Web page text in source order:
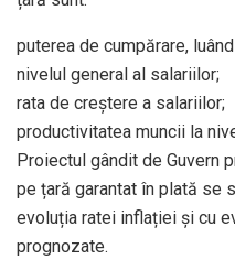
puterea de cumpărare,
nivelul general al salariilor;
rata de creștere a salariilor;
productivitatea muncii la
Proiectul gândit de Guvern
pe țară garantat în plată se
evoluția ratei inflației și cu
prognozate.